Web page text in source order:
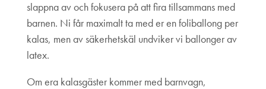
slappna av och fokusera på att fira tillsammans med
barnen. Ni får maximalt ta med er en foliballong per
kalas, men av säkerhetskäl undviker vi ballonger av
latex.
Om era kalasgäster kommer med barnvagn,